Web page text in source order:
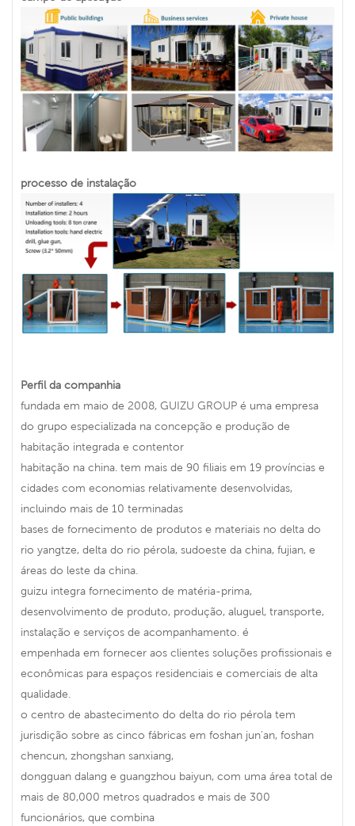
processo de instalação
Perfil da companhia
fundada em maio de 2008, GUIZU GROUP é uma empresa
do grupo especializada na concepção e produção de
habitação integrada e contentor
habitação na china. tem mais de 90 filiais em 19 províncias e
cidades com economias relativamente desenvolvidas,
incluindo mais de 10 terminadas
bases de fornecimento de produtos e materiais no delta do
rio yangtze, delta do rio pérola, sudoeste da china, fujian, e
áreas do leste da china.
guizu integra fornecimento de matéria-prima,
desenvolvimento de produto, produção, aluguel, transporte,
instalação e serviços de acompanhamento. é
empenhada em fornecer aos clientes soluções profissionais e
econômicas para espaços residenciais e comerciais de alta
qualidade.
o centro de abastecimento do delta do rio pérola tem
jurisdição sobre as cinco fábricas em foshan jun'an, foshan
chencun, zhongshan sanxiang,
dongguan dalang e guangzhou baiyun, com uma área total de
mais de 80,000 metros quadrados e mais de 300
funcionários, que combina